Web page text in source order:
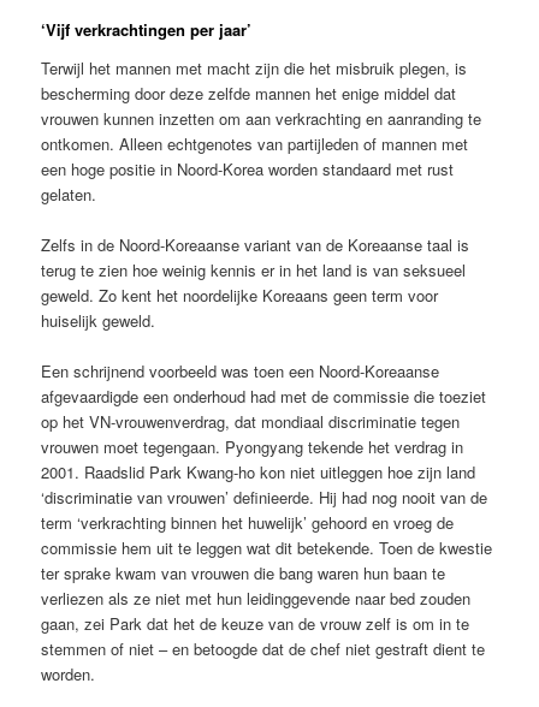
‘Vijf verkrachtingen per jaar’
Terwijl het mannen met macht zijn die het misbruik plegen, is
bescherming door deze zelfde mannen het enige middel dat
vrouwen kunnen inzetten om aan verkrachting en aanranding te
ontkomen. Alleen echtgenotes van partijleden of mannen met
een hoge positie in Noord-Korea worden standaard met rust
gelaten.
Zelfs in de Noord-Koreaanse variant van de Koreaanse taal is
terug te zien hoe weinig kennis er in het land is van seksueel
geweld. Zo kent het noordelijke Koreaans geen term voor
huiselijk geweld.
Een schrijnend voorbeeld was toen een Noord-Koreaanse
afgevaardigde een onderhoud had met de commissie die toeziet
op het VN-vrouwenverdrag, dat mondiaal discriminatie tegen
vrouwen moet tegengaan. Pyongyang tekende het verdrag in
2001. Raadslid Park Kwang-ho kon niet uitleggen hoe zijn land
‘discriminatie van vrouwen’ definieerde. Hij had nog nooit van de
term ‘verkrachting binnen het huwelijk’ gehoord en vroeg de
commissie hem uit te leggen wat dit betekende. Toen de kwestie
ter sprake kwam van vrouwen die bang waren hun baan te
verliezen als ze niet met hun leidinggevende naar bed zouden
gaan, zei Park dat het de keuze van de vrouw zelf is om in te
stemmen of niet – en betoogde dat de chef niet gestraft dient te
worden.